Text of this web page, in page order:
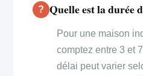
Quelle est la durée
Pour une maison
comptez entre 3 et
délai peut varier